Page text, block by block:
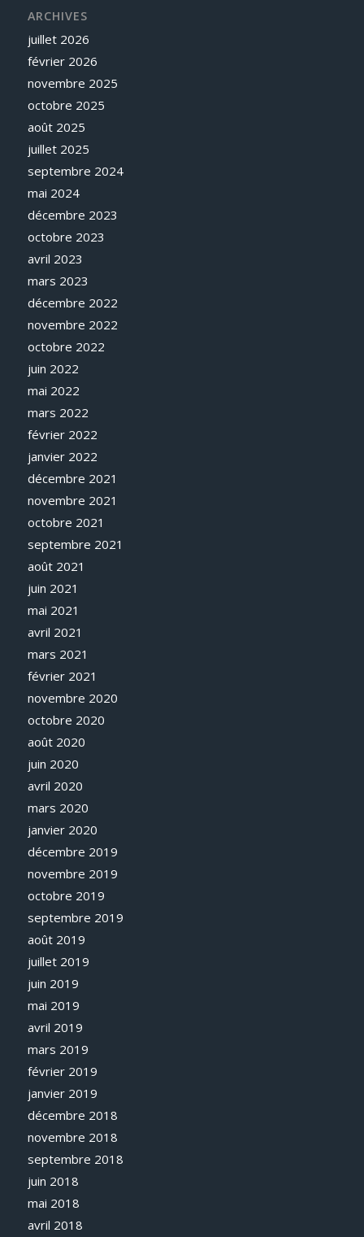
ARCHIVES
juillet 2026
février 2026
novembre 2025
octobre 2025
août 2025
juillet 2025
septembre 2024
mai 2024
décembre 2023
octobre 2023
avril 2023
mars 2023
décembre 2022
novembre 2022
octobre 2022
juin 2022
mai 2022
mars 2022
février 2022
janvier 2022
décembre 2021
novembre 2021
octobre 2021
septembre 2021
août 2021
juin 2021
mai 2021
avril 2021
mars 2021
février 2021
novembre 2020
octobre 2020
août 2020
juin 2020
avril 2020
mars 2020
janvier 2020
décembre 2019
novembre 2019
octobre 2019
septembre 2019
août 2019
juillet 2019
juin 2019
mai 2019
avril 2019
mars 2019
février 2019
janvier 2019
décembre 2018
novembre 2018
septembre 2018
juin 2018
mai 2018
avril 2018